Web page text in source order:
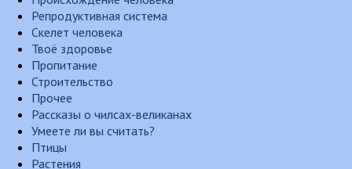
Репродуктивная система
Скелет человека
Твоё здоровье
Пропитание
Строительство
Прочее
Рассказы о чилсах-великанах
Умеете ли вы считать?
Птицы
Растения